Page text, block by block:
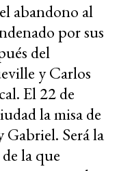
abandono al
por sus
del
y Carlos
El 22 de
la misa de
Gabriel. Será la
la que